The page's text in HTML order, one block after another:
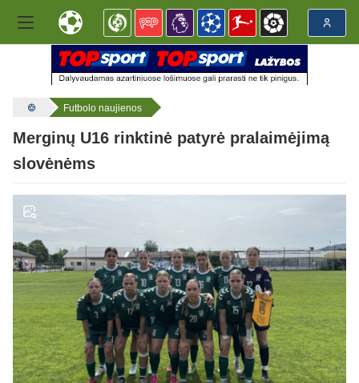
Futbolo naujienos
Merginų U16 rinktinė patyrė pralaimėjimą
slovėnėms